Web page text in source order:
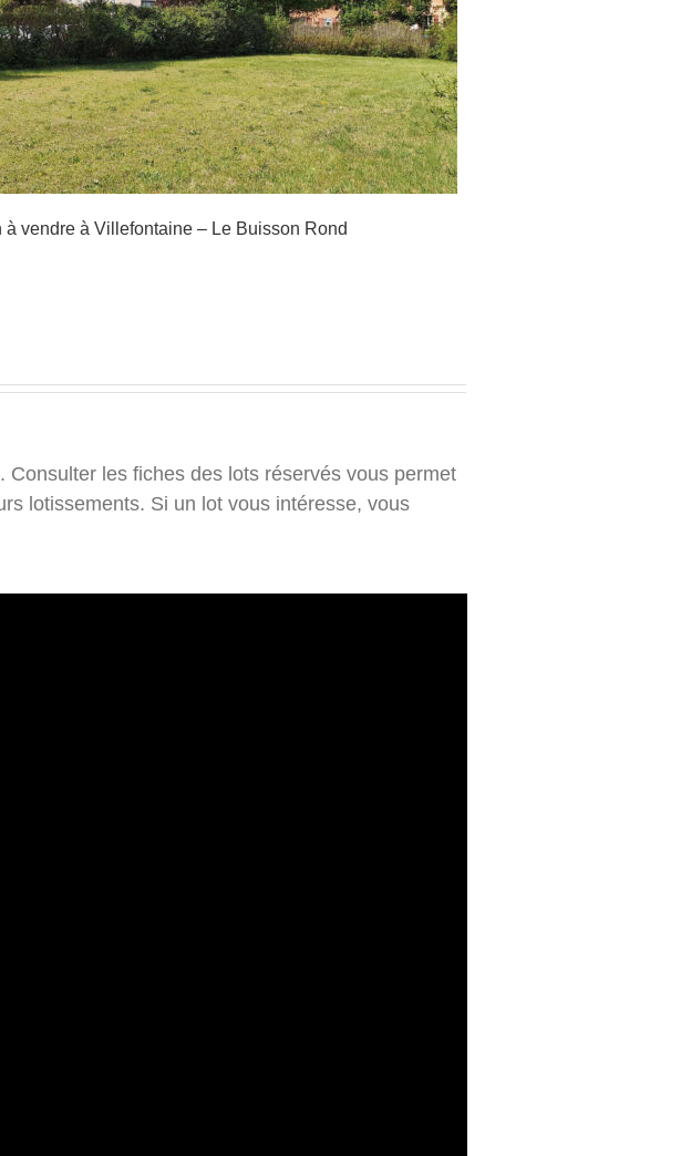
à vendre à Villefontaine – Le Buisson Rond
les fiches des lots réservés vous permet
lotissements. Si un lot vous intéresse, vous